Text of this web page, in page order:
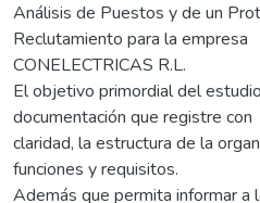
Análisis de Puestos y de un
Reclutamiento para la empresa
CONELECTRICAS R.L.
El objetivo primordial del
documentación que registre con
claridad, la estructura de la
funciones y requisitos.
Además que permita informar a